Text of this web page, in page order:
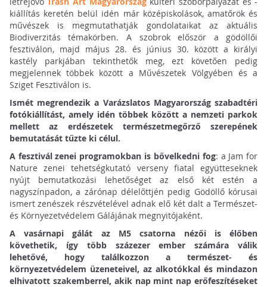
kiállítás keretén belül idén már középiskolások, amatőrök és
művészek is megmutathatják gondolataikat az aktuális
Biodiverzitás témakörben. A szobrok először a gödöllői
fesztiválon, majd május 28. és június 30. között a királyi
kastély parkjában tekinthetők meg, ezt követően pedig
megjelennek többek között a Művészetek Völgyében és a
Sziget Fesztiválon is.
Ismét megrendezik a Varázslatos Magyarország szabadtéri
fotókiállítást, amely idén többek között a nemzeti parkok
mellett az erdészetek természetmegőrző szerepének
bemutatását tűzte ki célul.
A fesztivál zenei programokban is bővelkedni fog: a Jam for
Nature zenei tehetségkutató verseny fiatal együtteseknek
nyújt bemutatkozási lehetőséget az első két estén a
nagyszínpadon, a zárónap délelőttjén pedig Gödöllő kórusai
ismert zenészek részvételével adnak elő két dalt a Természet-
és Környezetvédelem Gálájának megnyitójaként.
A vasárnapi gálát az M5 csatorna nézői is élőben
követhetik, így több százezer ember számára válik
lehetővé, hogy találkozzon a természet- és
környezetvédelem üzeneteivel, az alkotókkal és mindazon
elhivatott szakemberrel, akik nap mint nap erőfeszítéseket